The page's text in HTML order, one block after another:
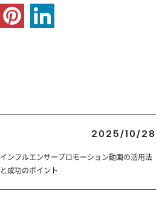
2025/10/28
インフルエンサープロモーション動画の活用法
と成功のポイント